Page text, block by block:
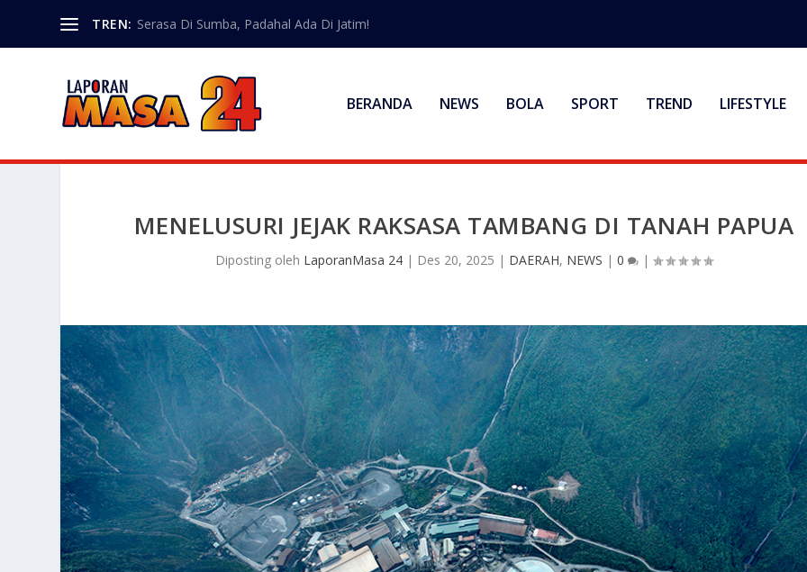
TREN: Serasa Di Sumba, Padahal Ada Di Jatim!
BERANDA NEWS BOLA SPORT TREND LIFESTYLE
MENELUSURI JEJAK RAKSASA TAMBANG DI TANAH PAPUA
Diposting oleh LaporanMasa 24| Des 20, 2025 | DAERAH, NEWS | 0 |